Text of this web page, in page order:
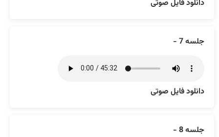
دانلود فایل صوتی
جلسه 7 -
دانلود فایل صوتی
جلسه 8 -